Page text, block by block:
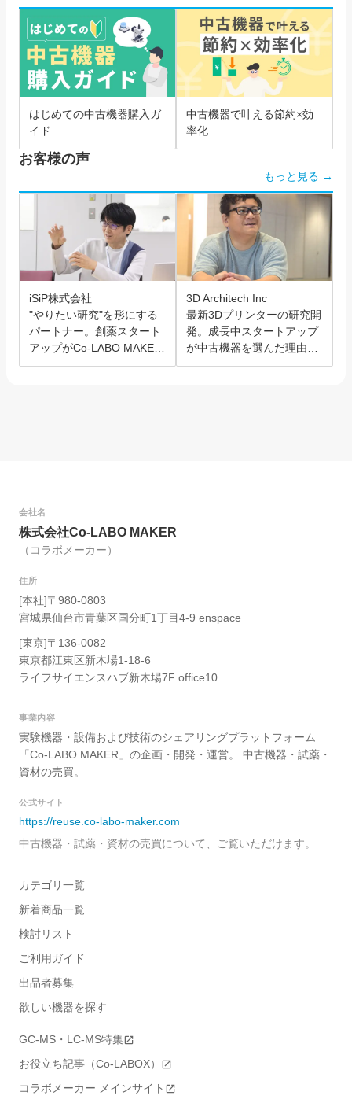
はじめての中古機器購入ガ
イド
中古機器で叶える節約×効
率化
お客様の声
もっと見る →
iSiP株式会社
"やりたい研究"を形にする
パートナー。創薬スタート
アップがCo-LABO MAKER
を選んだ理由。
3D Architech Inc
最新3Dプリンターの研究開
発。成長中スタートアップ
が中古機器を選んだ理由と
は？
会社名
株式会社Co-LABO MAKER
（コラボメーカー）
住所
[本社]〒980-0803
宮城県仙台市青葉区国分町1丁目4-9 enspace
[東京]〒136-0082
東京都江東区新木場1-18-6
ライフサイエンスハブ新木場7F office10
事業内容
実験機器・設備および技術のシェアリングプラットフォーム
「Co-LABO MAKER」の企画・開発・運営。 中古機器・試薬・
資材の売買。
公式サイト
https://reuse.co-labo-maker.com
中古機器・試薬・資材の売買について、ご覧いただけます。
カテゴリ一覧
新着商品一覧
検討リスト
ご利用ガイド
出品者募集
欲しい機器を探す
GC-MS・LC-MS特集
お役立ち記事（Co-LABOX）
コラボメーカー メインサイト